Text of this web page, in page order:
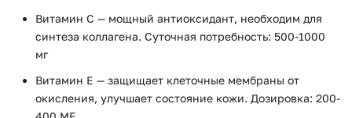
Витамин C — мощный антиоксидант, необходим для
синтеза коллагена. Суточная потребность: 500-1000
мг
Витамин E — защищает клеточные мембраны от
окисления, улучшает состояние кожи. Дозировка: 200-